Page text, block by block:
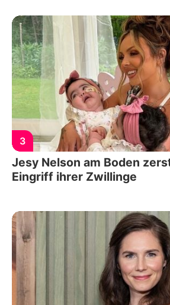
3
Jesy Nelson am Boden
Eingriff ihrer Zwillinge